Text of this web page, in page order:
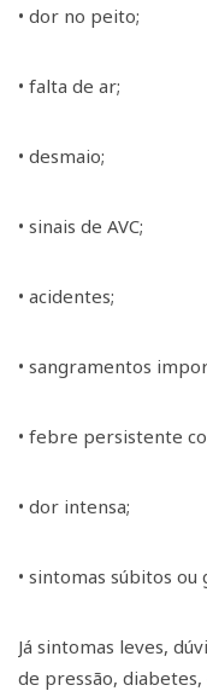
• dor no peito;
• falta de ar;
• desmaio;
• sinais de AVC;
• acidentes;
• sangramentos
• febre persistente
• dor intensa;
• sintomas súbitos ou
Já sintomas leves,
de pressão,